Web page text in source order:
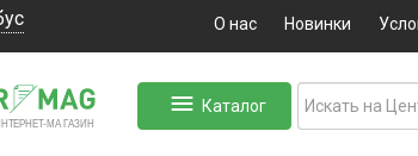
О нас Новинки
МА ГАЗИН
Каталог